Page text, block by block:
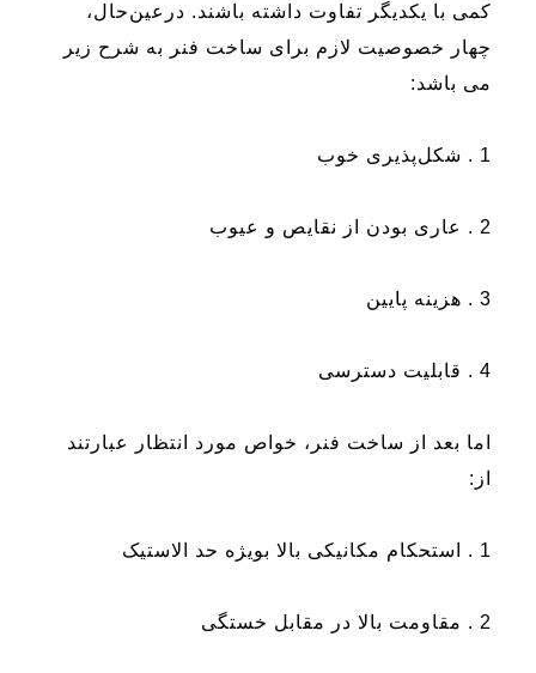
کمی با یکدیگر تفاوت داشته باشند. درعین‌حال،
چهار خصوصیت لازم برای ساخت فنر به شرح زیر
می باشد:
1 . شکل‌پذیری خوب
2 . عاری بودن از نقایص و عیوب
3 . هزینه پایین
4 . قابلیت دسترسی
اما بعد از ساخت فنر، خواص مورد انتظار عبارتند
از:
1 . استحکام مکانیکی بالا بویژه حد الاستیک
2 . مقاومت بالا در مقابل خستگی